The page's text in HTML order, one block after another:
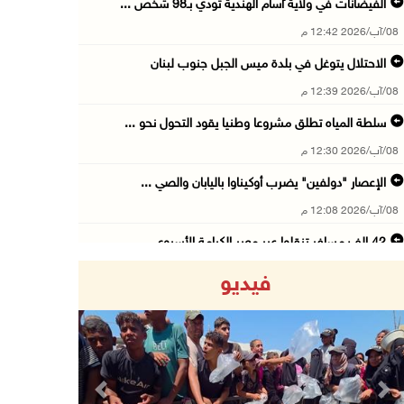
الفيضانات في ولاية آسام الهندية تودي بـ98 شخص ...
08/آب/2026 12:42 م
الاحتلال يتوغل في بلدة ميس الجبل جنوب لبنان
08/آب/2026 12:39 م
سلطة المياه تطلق مشروعا وطنيا يقود التحول نحو ...
08/آب/2026 12:30 م
الإعصار "دولفين" يضرب أوكيناوا باليابان والصي ...
08/آب/2026 12:08 م
42 الف مسافر تنقلوا عبر معبر الكرامة الأسبوع ...
08/آب/2026 11:35 ص
منتخبنا الوطني للتايكواندو يستهل مشاركته في ب ...
08/آب/2026 11:06 ص
فيديو
Previous Next